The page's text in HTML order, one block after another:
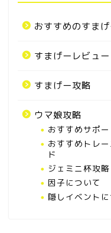
おすすめのすまげ
すまげーレビュー
すまげー攻略
ウマ娘攻略
おすすめサポ
おすすめトレ
ド
ジェミニ杯攻略
因子について
隠しイベント